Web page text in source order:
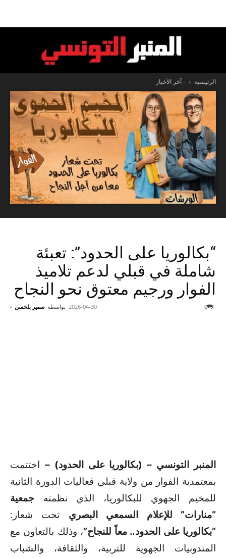
المنبر
التونسي
الرئيسية - آخر الأخبار
“بكالوريا على الحدود”: تعبئة
شاملة في قبلي لدعم تلاميذ
الفوار ورجيم معتوق نحو النجاح
بواسطة سمير بلحسن - 2026-04-30 0
المنبر التونسي – (بكالوريا على الحدود) – اختتمت
بمعتمدية الفوار من ولاية قبلي فعاليات الدورة الثانية
للمخيم الجهوي للبكالوريا، الذي نظمته جمعية
“منارات” للإعلام السمعي البصري تحت شعار:
“بكالوريا على الحدود.. معاً للنجاح”، وذلك بالتعاون مع
المندوبيات الجهوية للتربية، والثقافة، والشباب